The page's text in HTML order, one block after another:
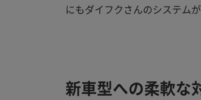
にもダイフクさんのシステム
新車型への柔軟な